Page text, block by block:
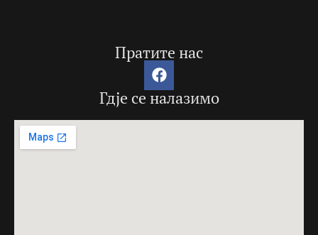
Пратите нас
Гдје се налазимо